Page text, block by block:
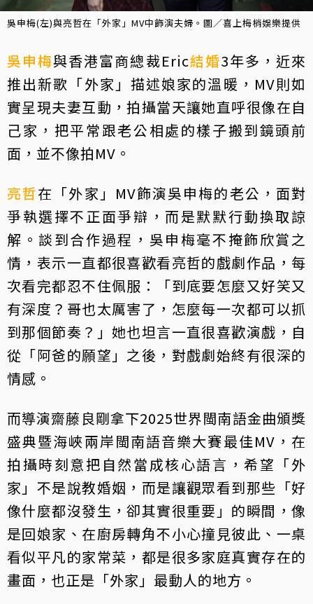
吳申梅(左)與亮哲在「外家」MV中飾演夫婦。圖／喜上梅梢娛樂提供
吳申梅與香港富商總裁Eric結婚3年多，近來
推出新歌「外家」描述娘家的溫暖，MV則如
實呈現夫妻互動，拍攝當天讓她直呼很像在自
己家，把平常跟老公相處的樣子搬到鏡頭前
面，並不像拍MV。
亮哲在「外家」MV飾演吳申梅的老公，面對
爭執選擇不正面爭辯，而是默默行動換取諒
解。談到合作過程，吳申梅毫不掩飾欣賞之
情，表示一直都很喜歡看亮哲的戲劇作品，每
次看完都忍不住佩服：「到底要怎麼又好笑又
有深度？哥也太厲害了，怎麼每一次都可以抓
到那個節奏？」她也坦言一直很喜歡演戲，自
從「阿爸的願望」之後，對戲劇始終有很深的
情感。
而導演齋藤良剛拿下2025世界閩南語金曲頒獎
盛典暨海峽兩岸閩南語音樂大賽最佳MV，在
拍攝時刻意把自然當成核心語言，希望「外
家」不是說教婚姻，而是讓觀眾看到那些「好
像什麼都沒發生，卻其實很重要」的瞬間，像
是回娘家、在廚房轉角不小心撞見彼此、一桌
看似平凡的家常菜，都是很多家庭真實存在的
畫面，也正是「外家」最動人的地方。